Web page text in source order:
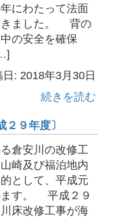
にわたって法面
きました。 背の
の安全を確保
日: 2018年3月30日
続きを読む
９年度〕
倉安川の改修工
崎及び福泊地内
として、平成元
ます。 平成２９
床改修工事が海